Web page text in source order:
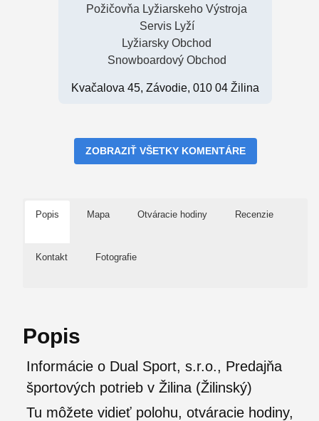
Požičovňa Lyžiarskeho Výstroja
Servis Lyží
Lyžiarsky Obchod
Snowboardový Obchod
Kvačalova 45, Závodie, 010 04 Žilina
ZOBRAZIŤ VŠETKY KOMENTÁRE
Popis Mapa Otváracie hodiny Recenzie
Kontakt Fotografie
Popis
Informácie o Dual Sport, s.r.o., Predajňa
športových potrieb v Žilina (Žilinský)
Tu môžete vidieť polohu, otváracie hodiny,